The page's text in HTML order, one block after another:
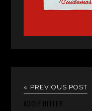
« PREVIOUS POST
ADOLF HITLER